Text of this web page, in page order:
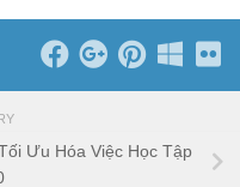
Ưu Hóa Việc Học Tập